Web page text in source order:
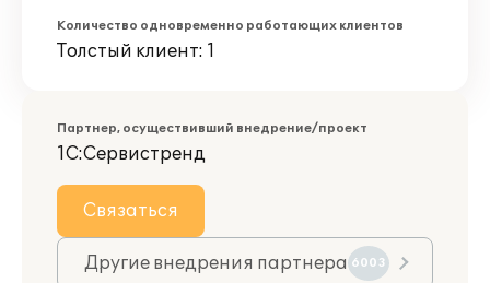
Количество одновременно работающих клиентов
Толстый клиент: 1
Партнер, осуществивший внедрение/проект
1С:Сервистренд
Связаться
Другие внедрения партнера 6003